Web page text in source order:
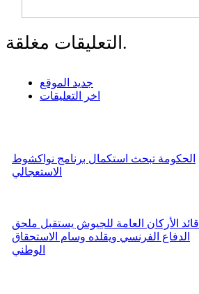
التعليقات مغلقة.
جديد الموقع
اخر التعليقات
الحكومة تبحث استكمال برنامج نواكشوط
الاستعجالي
قائد الأركان العامة للجيوش يستقبل ملحق
الدفاع الفرنسي ويقلده وسام الاستحقاق
الوطني